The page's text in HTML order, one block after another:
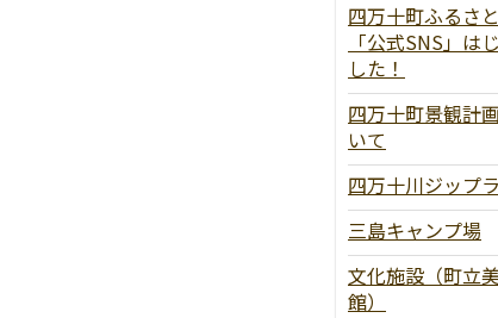
四万十町ふるさ
「公式SNS」は
した！
四万十町景観計
いて
四万十川ジップ
三島キャンプ場
文化施設（町立
館）